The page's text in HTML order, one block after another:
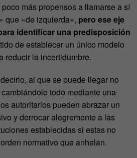
más propensos a llamarse a sí
que «de izquierda», pero ese eje
identificar una predisposición
de establecer un único modelo
reducir la incertidumbre.
al que se puede llegar no
todo mediante una
autoritarios pueden abrazar un
y derrocar alegremente a las
establecidas si estas no
normativo que anhelan.